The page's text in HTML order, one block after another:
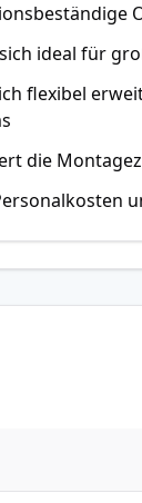
ideal für
flexibel
die